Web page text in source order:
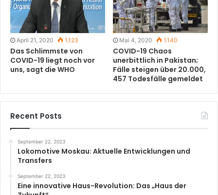
April 21, 2020 1.123
Das Schlimmste von
COVID-19 liegt noch vor
uns, sagt die WHO
Mai 4, 2020 1.140
COVID-19 Chaos
unerbittlich in Pakistan;
Fälle steigen über 20.000,
457 Todesfälle gemeldet
Recent Posts
September 22, 2023
Lokomotive Moskau: Aktuelle Entwicklungen und
Transfers
September 22, 2023
Eine innovative Haus-Revolution: Das „Haus der